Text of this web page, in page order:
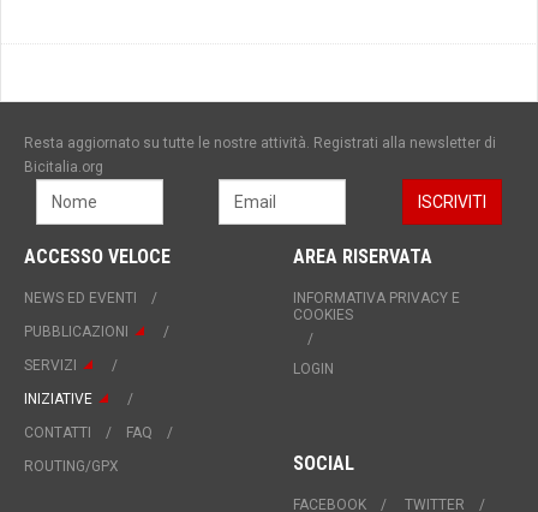
Resta aggiornato su tutte le nostre attività. Registrati alla newsletter di
Bicitalia.org
ACCESSO VELOCE
NEWS ED EVENTI
PUBBLICAZIONI
SERVIZI
INIZIATIVE
CONTATTI
FAQ
ROUTING/GPX
AREA RISERVATA
INFORMATIVA PRIVACY E
COOKIES
LOGIN
SOCIAL
FACEBOOK TWITTER